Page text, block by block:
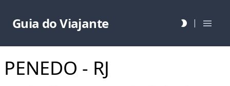
Guia do Viajante |
PENEDO - RJ